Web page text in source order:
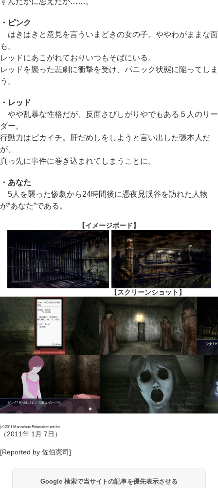
・ピンク
はきはきと意見を言ういまどきの女の子。ややわがままな面
も。
レッドにあこがれておりいつもそばにいる。
レッドを襲った悲劇に衝撃を受け、パニック状態に陥ってしま
う。
・レッド
やや乱暴な性格だが、反面さびしがりやでもある５人のリー
ダー。
行動力はピカイチ。肝だめしをしようと言い出した張本人だ
が、
真っ先に事件に巻き込まれてしまうことに。
・あなた
5人を襲った惨劇から24時間後に憑夜見渓谷を訪れた人物
が“あなた”である。
【イメージボード】
【スクリーンショット】
(c)2011 Marvelous Entertainment Inc.
（2011年 1月 7日）
[Reported by 佐伯憲司]
Google 検索で当サイトの記事を優先表示させる